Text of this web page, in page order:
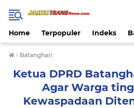
Home Terpopuler Indeks
› Batanghari
Ketua DPRD
Agar Warga
Kewaspadaan